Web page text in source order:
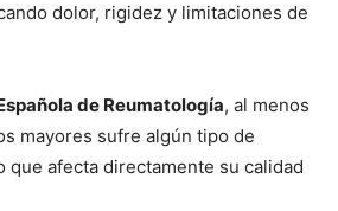
dolor, rigidez y limitaciones de
de Reumatología, al menos
mayores sufre algún tipo de
que afecta directamente su calidad